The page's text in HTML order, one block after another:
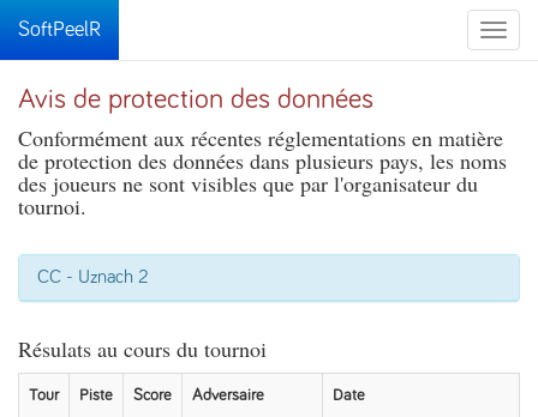
Toggle
SoftPeelR
Avis de protection des données
Conformément aux récentes réglementations en matière
de protection des données dans plusieurs pays, les noms
des joueurs ne sont visibles que par l'organisateur du
tournoi.
CC - Uznach 2
Résulats au cours du tournoi
Tour Piste Score Adversaire Date